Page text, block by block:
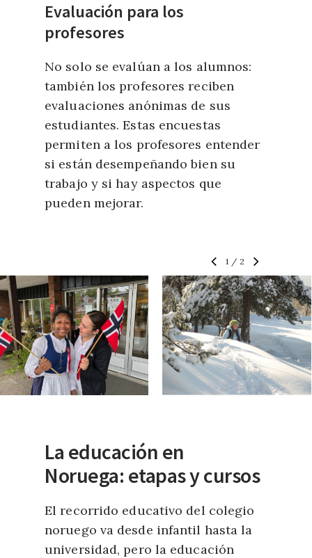
Evaluación para los
profesores
No solo se evalúan a los alumnos:
también los profesores reciben
evaluaciones anónimas de sus
estudiantes. Estas encuestas
permiten a los profesores entender
si están desempeñando bien su
trabajo y si hay aspectos que
pueden mejorar.
1 / 2
La educación en
Noruega: etapas y cursos
El recorrido educativo del colegio
noruego va desde infantil hasta la
universidad, pero la educación